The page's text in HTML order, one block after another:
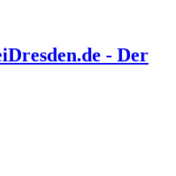
- Der